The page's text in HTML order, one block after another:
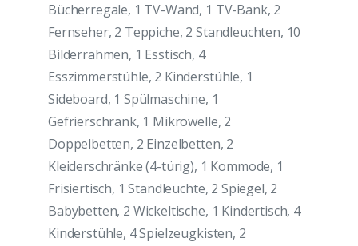
Bücherregale, 1 TV-Wand, 1 TV-Bank, 2
Fernseher, 2 Teppiche, 2 Standleuchten, 10
Bilderrahmen, 1 Esstisch, 4
Esszimmerstühle, 2 Kinderstühle, 1
Sideboard, 1 Spülmaschine, 1
Gefrierschrank, 1 Mikrowelle, 2
Doppelbetten, 2 Einzelbetten, 2
Kleiderschränke (4-türig), 1 Kommode, 1
Frisiertisch, 1 Standleuchte, 2 Spiegel, 2
Babybetten, 2 Wickeltische, 1 Kindertisch, 4
Kinderstühle, 4 Spielzeugkisten, 2